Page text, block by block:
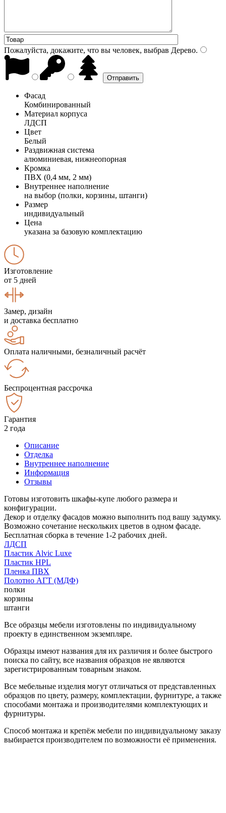
Пожалуйста, докажите, что вы человек, выбрав Дерево.
Фасад
Комбинированный
Материал корпуса
ЛДСП
Цвет
Белый
Раздвижная система
алюминиевая, нижнеопорная
Кромка
ПВХ (0,4 мм, 2 мм)
Внутреннее наполнение
на выбор (полки, корзины, штанги)
Размер
индивидуальный
Цена
указана за базовую комплектацию
Изготовление
от 5 дней
Замер, дизайн
и доставка бесплатно
Оплата наличными, безналичный расчёт
Беспроцентная рассрочка
Гарантия
2 года
Описание
Отделка
Внутреннее наполнение
Информация
Отзывы
Готовы изготовить шкафы-купе любого размера и
конфигурации.
Декор и отделку фасадов можно выполнить под вашу задумку.
Возможно сочетание нескольких цветов в одном фасаде.
Бесплатная сборка в течение 1-2 рабочих дней.
ЛДСП
Пластик Alvic Luxe
Пластик HPL
Пленка ПВХ
Полотно АГТ (МДФ)
полки
корзины
штанги
Все образцы мебели изготовлены по индивидуальному
проекту в единственном экземпляре.
Образцы имеют названия для их различия и более быстрого
поиска по сайту, все названия образцов не являются
зарегистрированным товарным знаком.
Все мебельные изделия могут отличаться от представленных
образцов по цвету, размеру, комплектации, фурнитуре, а также
способами монтажа и производителями комплектующих и
фурнитуры.
Способ монтажа и крепёж мебели по индивидуальному заказу
выбирается производителем по возможности её применения.